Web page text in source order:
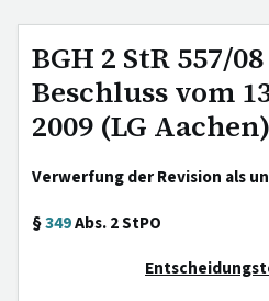
BGH 2 StR 557/
Beschluss vom
2009 (LG Aachen)
Verwerfung der Revision als
§349Abs. 2 StPO